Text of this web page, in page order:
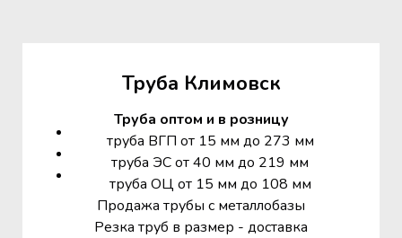
Труба Климовск
Труба оптом и в розницу
труба ВГП от 15 мм до 273 мм
труба ЭС от 40 мм до 219 мм
труба ОЦ от 15 мм до 108 мм
Продажа трубы с металлобазы
Резка труб в размер - доставка